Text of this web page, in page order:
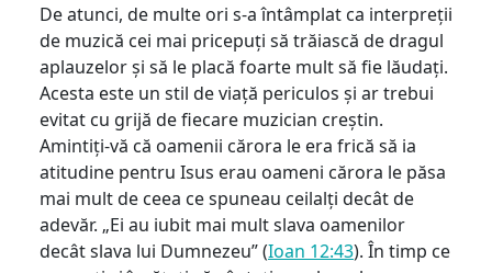
De atunci, de multe ori s-a întâmplat ca interpreții
de muzică cei mai pricepuți să trăiască de dragul
aplauzelor și să le placă foarte mult să fie lăudați.
Acesta este un stil de viață periculos și ar trebui
evitat cu grijă de fiecare muzician creștin.
Amintiți-vă că oamenii cărora le era frică să ia
atitudine pentru Isus erau oameni cărora le păsa
mai mult de ceea ce spuneau ceilalți decât de
adevăr. „Ei au iubit mai mult slava oamenilor
decât slava lui Dumnezeu” (Ioan 12:43). În timp ce